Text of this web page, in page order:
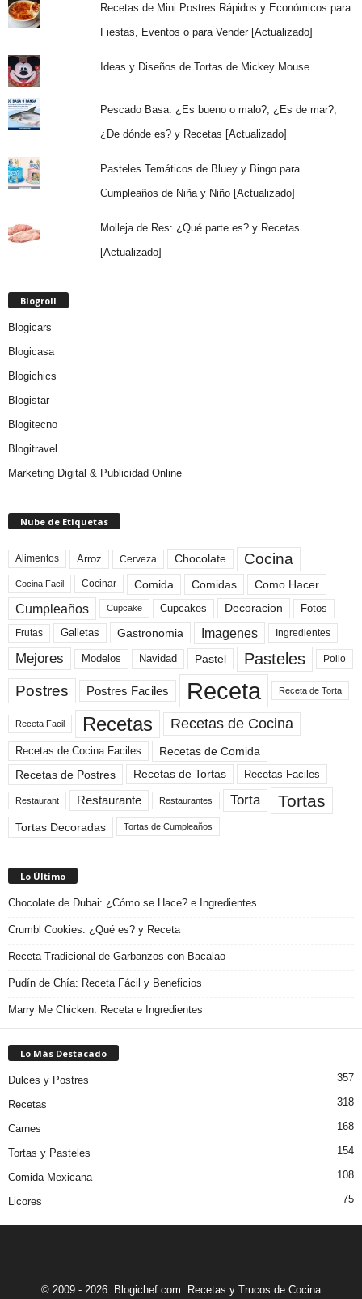
Recetas de Mini Postres Rápidos y Económicos para
Fiestas, Eventos o para Vender [Actualizado]
Ideas y Diseños de Tortas de Mickey Mouse
Pescado Basa: ¿Es bueno o malo?, ¿Es de mar?,
¿De dónde es? y Recetas [Actualizado]
Pasteles Temáticos de Bluey y Bingo para
Cumpleaños de Niña y Niño [Actualizado]
Molleja de Res: ¿Qué parte es? y Recetas
[Actualizado]
Blogroll
Blogicars
Blogicasa
Blogichics
Blogistar
Blogitecno
Blogitravel
Marketing Digital & Publicidad Online
Nube de Etiquetas
Alimentos Arroz Cerveza Chocolate Cocina
Cocina Facil Cocinar Comida Comidas Como Hacer
Cumpleaños Cupcake Cupcakes Decoracion Fotos
Frutas Galletas Gastronomia Imagenes Ingredientes
Mejores Modelos Navidad Pastel Pasteles Pollo
Postres Postres Faciles Receta Receta de Torta
Receta Facil Recetas Recetas de Cocina
Recetas de Cocina Faciles
Recetas de Comida
Recetas de Postres
Recetas de Tortas Recetas Faciles
Restaurant Restaurante Restaurantes Torta Tortas
Tortas Decoradas Tortas de Cumpleaños
Lo Último
Chocolate de Dubai: ¿Cómo se Hace? e Ingredientes
Crumbl Cookies: ¿Qué es? y Receta
Receta Tradicional de Garbanzos con Bacalao
Pudín de Chía: Receta Fácil y Beneficios
Marry Me Chicken: Receta e Ingredientes
Lo Más Destacado
Dulces y Postres 357
Recetas 318
Carnes 168
Tortas y Pasteles 154
Comida Mexicana 108
Licores 75
© 2009 - 2026. Blogichef.com. Recetas y Trucos de Cocina